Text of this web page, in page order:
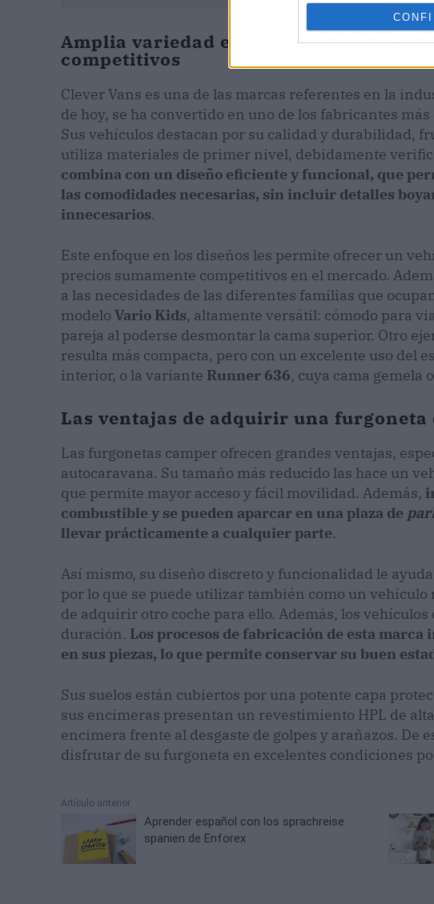
Amplia variedad en vehículos de
competitivos
Clever Vans es una de las marcas referentes en la
de hoy, se ha convertido en uno de los fabricantes
Sus vehículos destacan por su calidad y durabilidad,
utiliza materiales de primer nivel, debidamente
combina con un diseño eficiente y funcional, que
las comodidades necesarias, sin incluir detalles
innecesarios.
Este enfoque en los diseños les permite ofrecer un
precios sumamente competitivos en el mercado.
a las necesidades de las diferentes familias que
modelo Vario Kids, altamente versátil: cómodo para
pareja al poderse desmontar la cama superior. Otro
resulta más compacta, pero con un excelente uso del
interior, o la variante Runner 636, cuya cama gemela
Las ventajas de adquirir una furgoneta
Las furgonetas camper ofrecen grandes ventajas,
autocaravana. Su tamaño más reducido las hace un
que permite mayor acceso y fácil movilidad. Además,
combustible y se pueden aparcar en una plaza de
llevar prácticamente a cualquier parte.
Así mismo, su diseño discreto y funcionalidad le
por lo que se puede utilizar también como un
de adquirir otro coche para ello. Además, los
duración. Los procesos de fabricación de esta
en sus piezas, lo que permite conservar su buen
Sus suelos están cubiertos por una potente capa
sus encimeras presentan un revestimiento HPL de
encimera frente al desgaste de golpes y arañazos. De
disfrutar de su furgoneta en excelentes condiciones
Artículo anterior
Aprender español con los sprachreise
spanien de Enforex